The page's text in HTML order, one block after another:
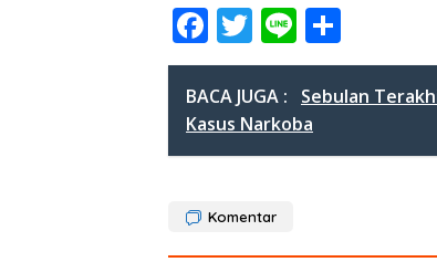
F
ac
e
b
o
o
k
T
w
itt
er
Li
n
e
h
ar
BACA JUGA :
Sebulan
Kasus Narkoba
Komentar